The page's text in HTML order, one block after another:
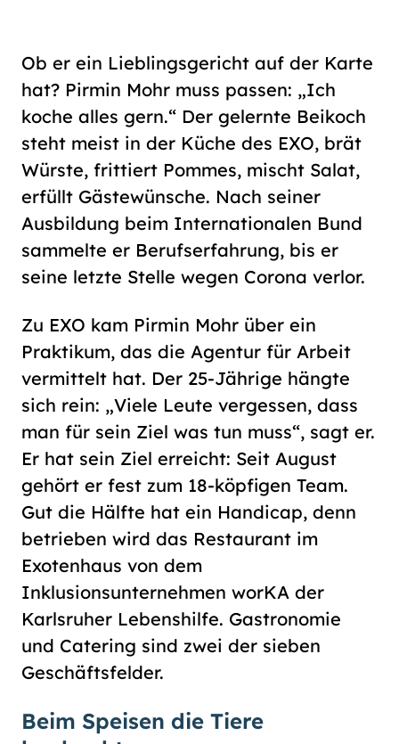
Ob er ein Lieblingsgericht auf der Karte
hat? Pirmin Mohr muss passen: „Ich
koche alles gern.“ Der gelernte Beikoch
steht meist in der Küche des EXO, brät
Würste, frittiert Pommes, mischt Salat,
erfüllt Gästewünsche. Nach seiner
Ausbildung beim Internationalen Bund
sammelte er Berufserfahrung, bis er
seine letzte Stelle wegen Corona verlor.
Zu EXO kam Pirmin Mohr über ein
Praktikum, das die Agentur für Arbeit
vermittelt hat. Der 25-Jährige hängte
sich rein: „Viele Leute vergessen, dass
man für sein Ziel was tun muss“, sagt er.
Er hat sein Ziel erreicht: Seit August
gehört er fest zum 18-köpfigen Team.
Gut die Hälfte hat ein Handicap, denn
betrieben wird das Restaurant im
Exotenhaus von dem
Inklusionsunternehmen worKA der
Karlsruher Lebenshilfe. Gastronomie
und Catering sind zwei der sieben
Geschäftsfelder.
Beim Speisen die Tiere